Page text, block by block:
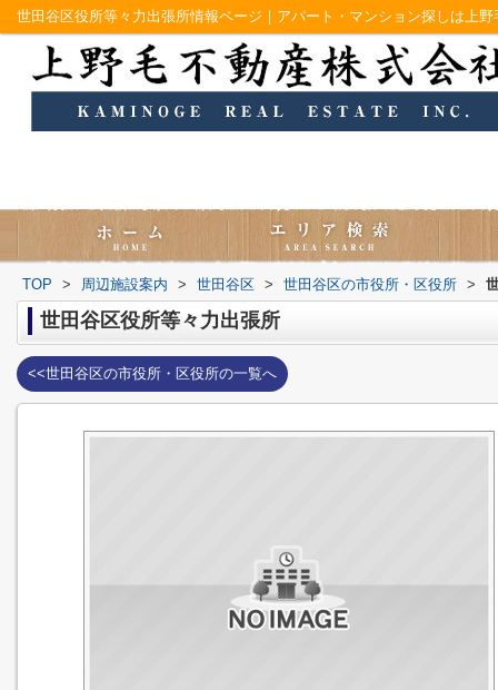
世田谷区役所等々力出張所情報ページ｜アパート・マンション探しは上野
TOP > 周辺施設案内 > 世田谷区 > 世田谷区の市役所・区役所 >
世田谷区役所等々力出張所
<<世田谷区の市役所・区役所の一覧へ